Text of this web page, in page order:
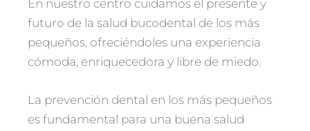
En nuestro centro cuidamos el presente y
futuro de la salud bucodental de los más
pequeños, ofreciéndoles una experiencia
cómoda, enriquecedora y libre de miedo.
La prevención dental en los más pequeños
es fundamental para una buena salud